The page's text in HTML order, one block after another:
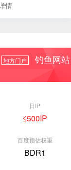
情
地方门户 钓鱼网
日IP
≤500IP
百度预估权重
BDR1